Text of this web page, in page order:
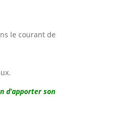
le courant de
d’apporter son